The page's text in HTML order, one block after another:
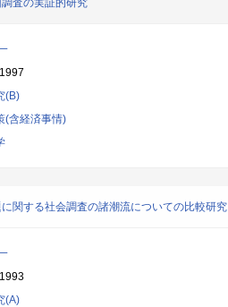
査の実証的研究
(B)
(含経済事情)
関する社会調査の諸潮流についての比較研究
(A)